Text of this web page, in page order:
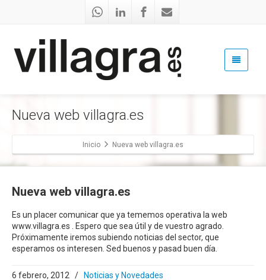
Nueva web villagra.es
Inicio Nueva web villagra.es
Nueva web villagra.es
Es un placer comunicar que ya tememos operativa la web
www.villagra.es . Espero que sea útil y de vuestro agrado.
Próximamente iremos subiendo noticias del sector, que
esperamos os interesen. Sed buenos y pasad buen día.
6 febrero, 2012 / Noticias y Novedades